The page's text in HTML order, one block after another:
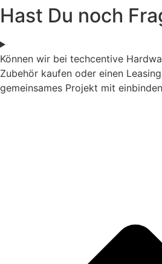
Hast Du noch
Können wir bei techcentive
Zubehör kaufen oder einen
gemeinsames Projekt mit